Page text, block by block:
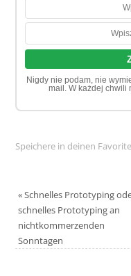
Nigdy nie podam, nie
mail. W każdej chwili
Speichere in deinen
«Schnelles Prototyping
schnelles Prototyping an
nichtkommerzenden
Sonntagen